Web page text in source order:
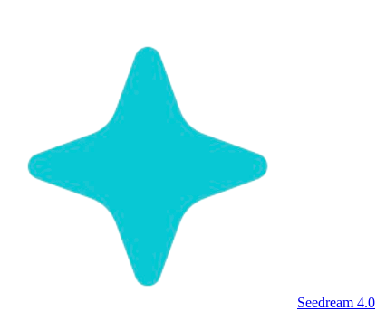
Seedream 4.0